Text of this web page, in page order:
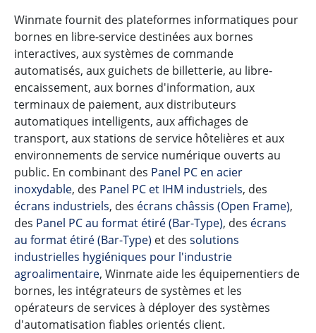
Winmate fournit des plateformes informatiques pour
bornes en libre-service destinées aux bornes
interactives, aux systèmes de commande
automatisés, aux guichets de billetterie, au libre-
encaissement, aux bornes d'information, aux
terminaux de paiement, aux distributeurs
automatiques intelligents, aux affichages de
transport, aux stations de service hôtelières et aux
environnements de service numérique ouverts au
public. En combinant des Panel PC en acier
inoxydable, des Panel PC et IHM industriels, des
écrans industriels, des écrans châssis (Open Frame),
des Panel PC au format étiré (Bar-Type), des écrans
au format étiré (Bar-Type) et des solutions
industrielles hygiéniques pour l'industrie
agroalimentaire, Winmate aide les équipementiers de
bornes, les intégrateurs de systèmes et les
opérateurs de services à déployer des systèmes
d'automatisation fiables orientés client.